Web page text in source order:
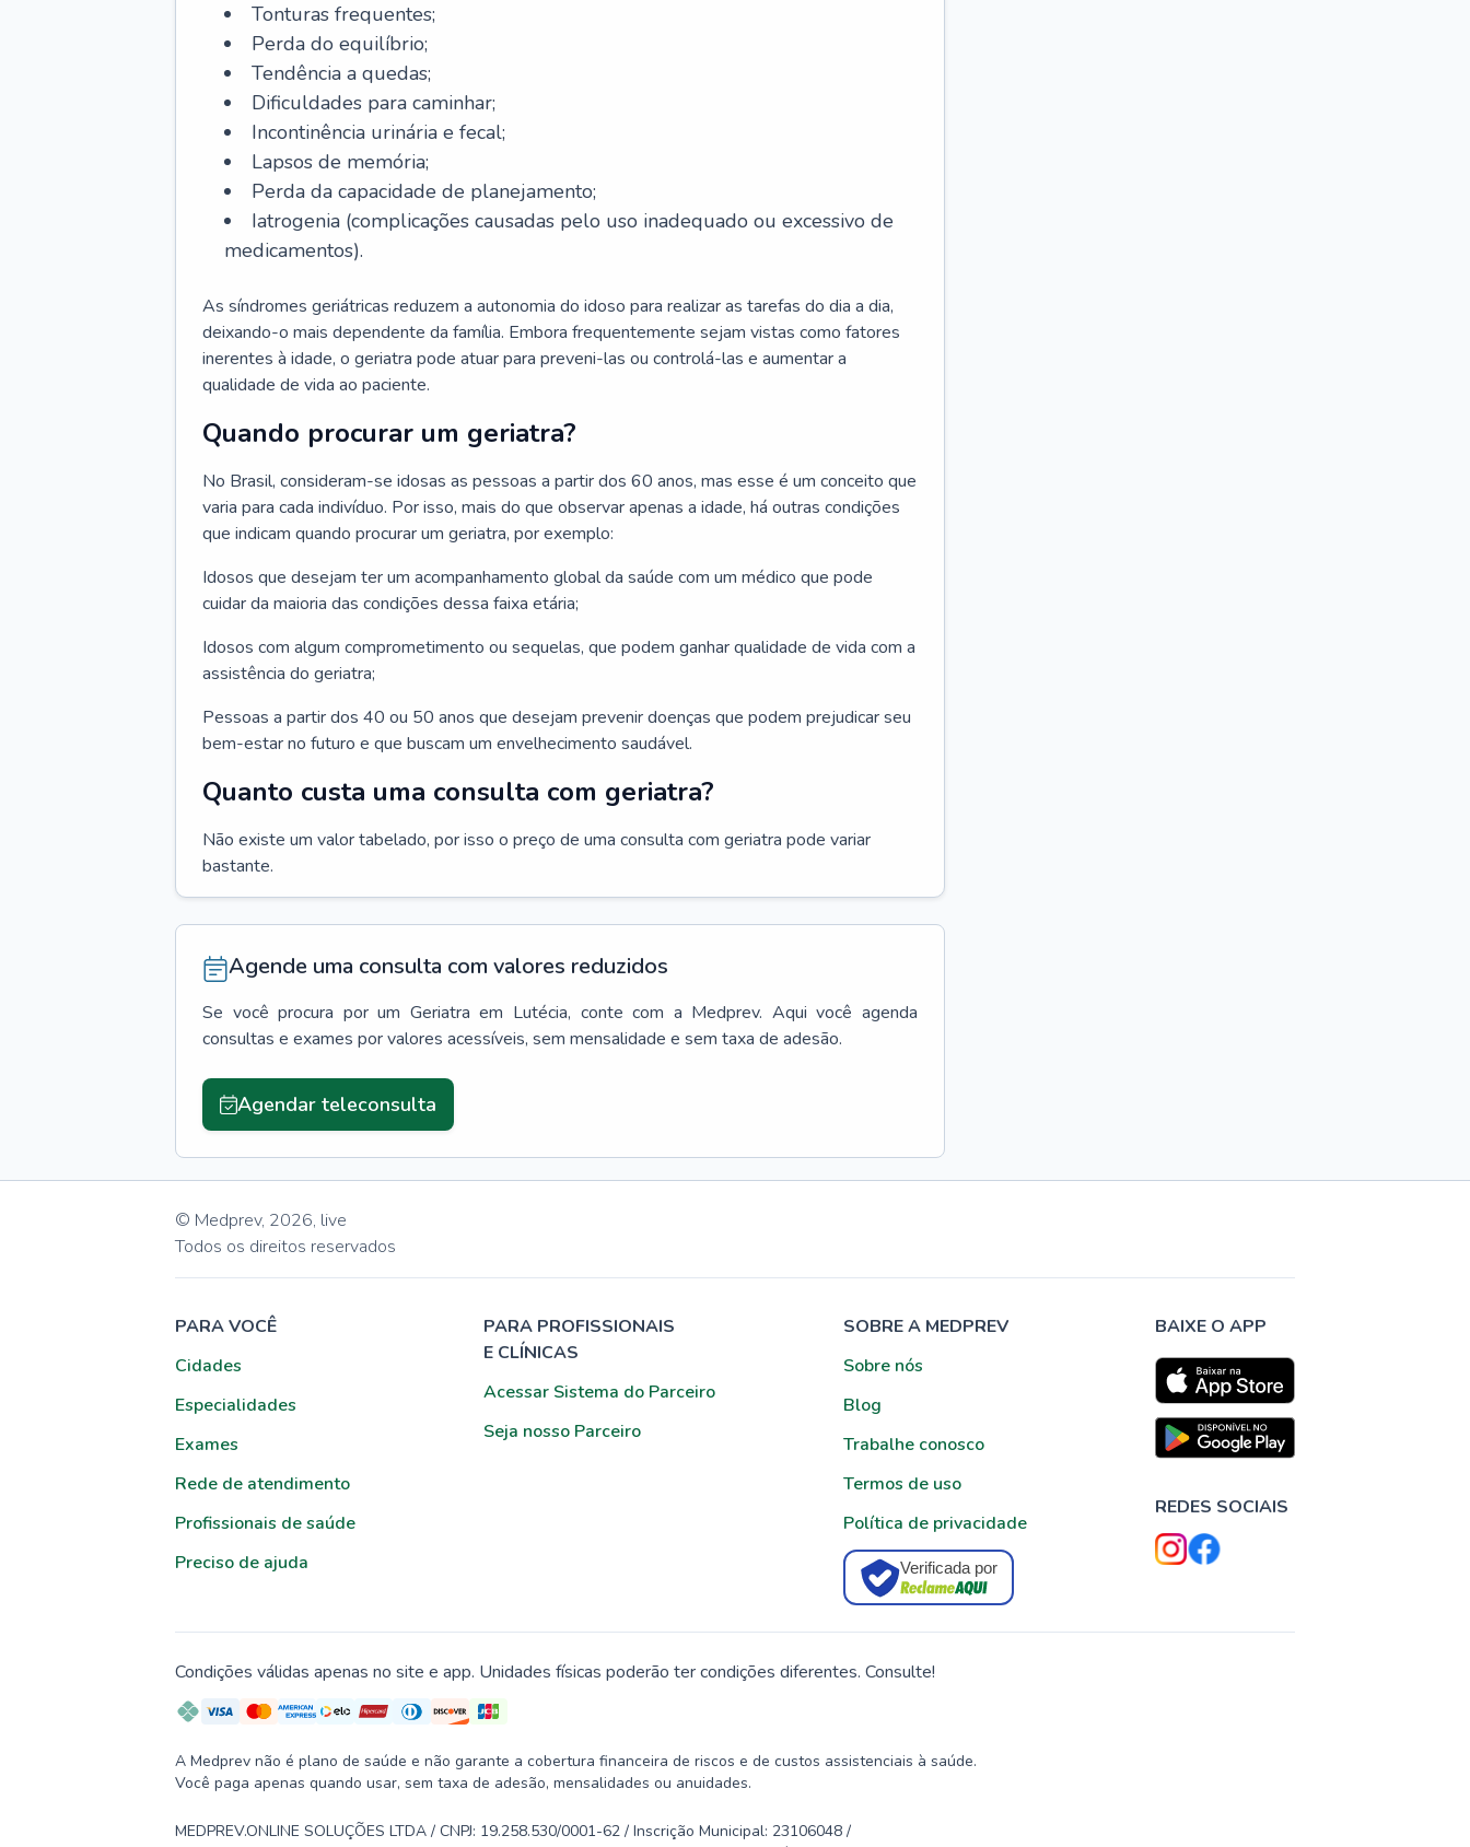
Tonturas frequentes;
Perda do equilíbrio;
Tendência a quedas;
Dificuldades para caminhar;
Incontinência urinária e fecal;
Lapsos de memória;
Perda da capacidade de planejamento;
Iatrogenia (complicações causadas pelo uso inadequado ou excessivo de
medicamentos).
As síndromes geriátricas reduzem a autonomia do idoso para realizar as tarefas do dia a dia,
deixando-o mais dependente da família. Embora frequentemente sejam vistas como fatores
inerentes à idade, o geriatra pode atuar para preveni-las ou controlá-las e aumentar a
qualidade de vida ao paciente.
Quando procurar um geriatra?
No Brasil, consideram-se idosas as pessoas a partir dos 60 anos, mas esse é um conceito que
varia para cada indivíduo. Por isso, mais do que observar apenas a idade, há outras condições
que indicam quando procurar um geriatra, por exemplo:
Idosos que desejam ter um acompanhamento global da saúde com um médico que pode
cuidar da maioria das condições dessa faixa etária;
Idosos com algum comprometimento ou sequelas, que podem ganhar qualidade de vida com a
assistência do geriatra;
Pessoas a partir dos 40 ou 50 anos que desejam prevenir doenças que podem prejudicar seu
bem-estar no futuro e que buscam um envelhecimento saudável.
Quanto custa uma consulta com geriatra?
Não existe um valor tabelado, por isso o preço de uma consulta com geriatra pode variar
bastante.
Agende uma consulta com valores reduzidos
Se você procura por um Geriatra em Lutécia, conte com a Medprev. Aqui você agenda
consultas e exames por valores acessíveis, sem mensalidade e sem taxa de adesão.
Agendar teleconsulta
© Medprev, 2026, live
Todos os direitos reservados
PARA VOCÊ
Cidades
Especialidades
Exames
Rede de atendimento
Profissionais de saúde
Preciso de ajuda
PARA PROFISSIONAIS
E CLÍNICAS
Acessar Sistema do Parceiro
Seja nosso Parceiro
SOBRE A MEDPREV
Sobre nós
Blog
Trabalhe conosco
Termos de uso
Política de privacidade
Verificada por
BAIXE O APP
REDES SOCIAIS
Condições válidas apenas no site e app. Unidades físicas poderão ter condições diferentes. Consulte!
A Medprev não é plano de saúde e não garante a cobertura financeira de riscos e de custos assistenciais à saúde.
Você paga apenas quando usar, sem taxa de adesão, mensalidades ou anuidades.
MEDPREV.ONLINE SOLUÇÕES LTDA / CNPJ: 19.258.530/0001-62 / Inscrição Municipal: 23106048 /